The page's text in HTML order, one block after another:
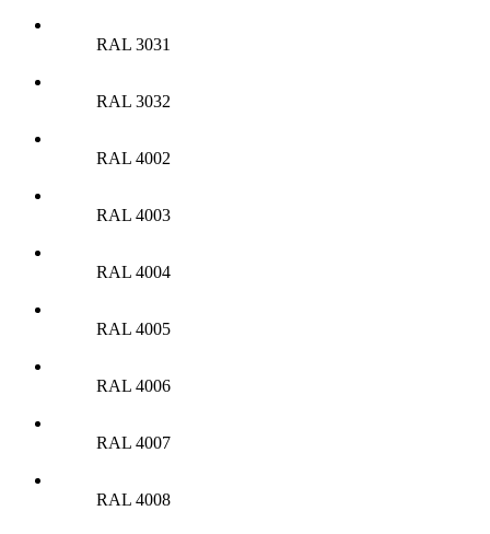
RAL 3031
RAL 3032
RAL 4002
RAL 4003
RAL 4004
RAL 4005
RAL 4006
RAL 4007
RAL 4008